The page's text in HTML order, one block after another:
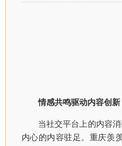
情感共鸣驱动内容创
当社交平台上的内容
内心的内容驻足。重庆羡